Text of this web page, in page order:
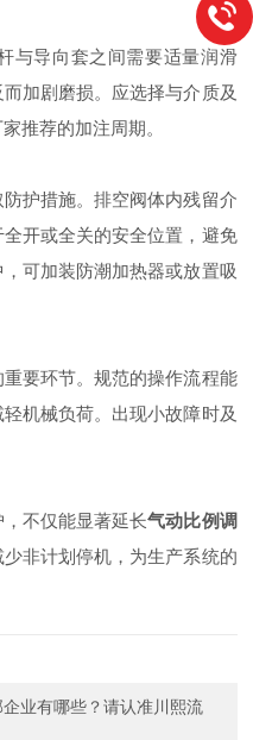
导向套之间需要适量润滑
加剧磨损。应选择与介质及
推荐的加注周期。
护措施。排空阀体内残留介
开或全关的安全位置，避免
可加装防潮加热器或放置吸
要环节。规范的操作流程能
机械负荷。出现小故障时及
不仅能显著延长气动比例调
非计划停机，为生产系统的
业有哪些？请认准川熙流